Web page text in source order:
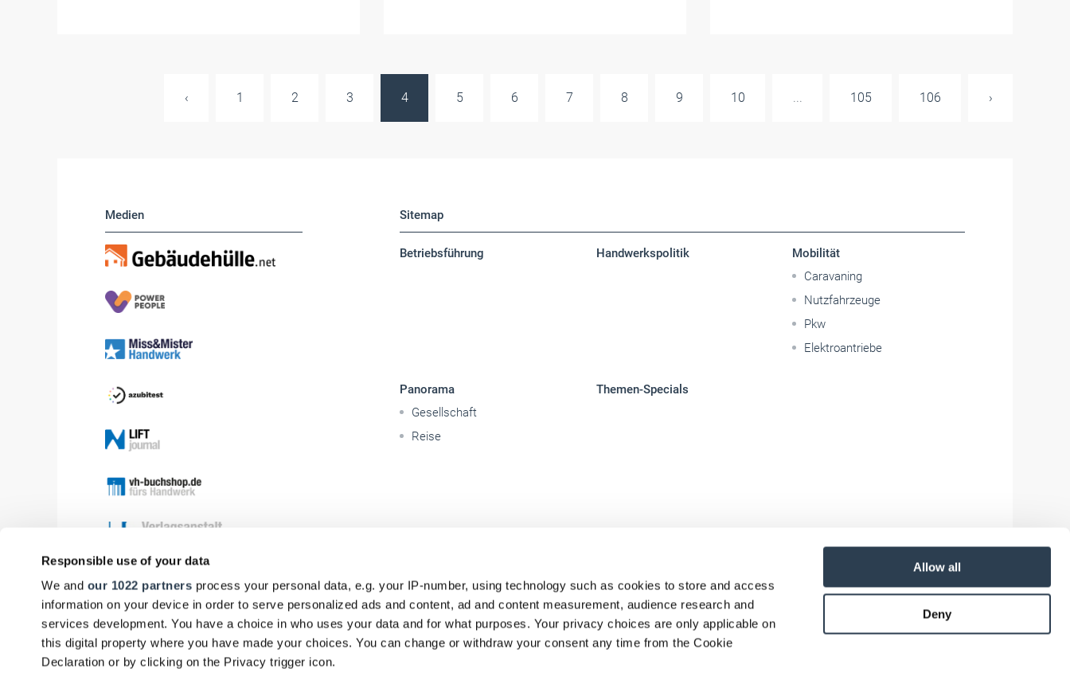
Responsible use of your data
We and our 1022 partners process your personal data, e.g. your IP-number, using technology such as cookies to store and access
information on your device in order to serve personalized ads and content, ad and content measurement, audience research and
services development. You have a choice in who uses your data and for what purposes. Your privacy choices are only applicable on
this digital property where you have made your choices. You can change or withdraw your consent any time from the Cookie
Declaration or by clicking on the Privacy trigger icon.
Allow all
Deny
‹ 1 2 3 4 5 6 7 8 9 10 ... 105 106 ›
Medien Sitemap
Betriebsführung Handwerkspolitik
Mobilität
Caravaning
Nutzfahrzeuge
Pkw
Elektroantriebe
Panorama
Gesellschaft
Reise
Themen-Specials